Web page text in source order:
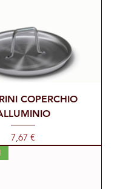
COPERCHIO
Prezzo
7,67 €